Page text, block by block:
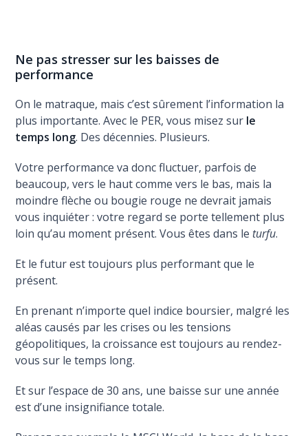
Ne pas stresser sur les baisses de
performance
On le matraque, mais c’est sûrement l’information la
plus importante. Avec le PER, vous misez sur le
temps long. Des décennies. Plusieurs.
Votre performance va donc fluctuer, parfois de
beaucoup, vers le haut comme vers le bas, mais la
moindre flèche ou bougie rouge ne devrait jamais
vous inquiéter : votre regard se porte tellement plus
loin qu’au moment présent. Vous êtes dans le turfu.
Et le futur est toujours plus performant que le
présent.
En prenant n’importe quel indice boursier, malgré les
aléas causés par les crises ou les tensions
géopolitiques, la croissance est toujours au rendez-
vous sur le temps long.
Et sur l’espace de 30 ans, une baisse sur une année
est d’une insignifiance totale.